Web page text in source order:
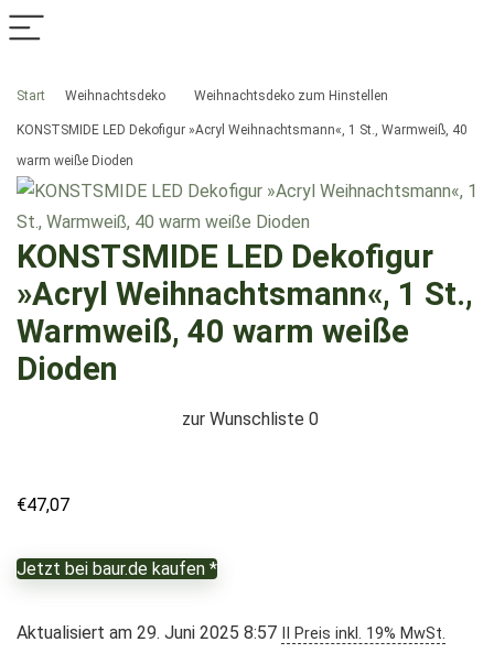
Start Weihnachtsdeko Weihnachtsdeko zum Hinstellen
KONSTSMIDE LED Dekofigur »Acryl Weihnachtsmann«, 1 St., Warmweiß, 40
warm weiße Dioden
KONSTSMIDE LED Dekofigur
»Acryl Weihnachtsmann«, 1 St.,
Warmweiß, 40 warm weiße
Dioden
zur Wunschliste 0
€47,07
Jetzt bei baur.de kaufen *
Aktualisiert am 29. Juni 2025 8:57 II Preis inkl. 19% MwSt.